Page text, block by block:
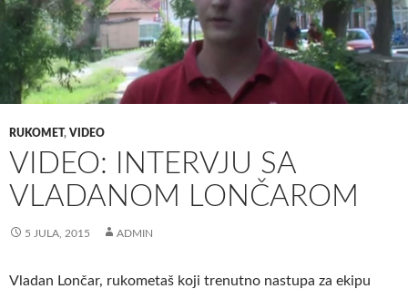
RUKOMET, VIDEO
VIDEO: INTERVJU SA
VLADANOM LONČAROM
5 JULA, 2015 ADMIN
Vladan Lončar, rukometaš koji trenutno nastupa za ekipu